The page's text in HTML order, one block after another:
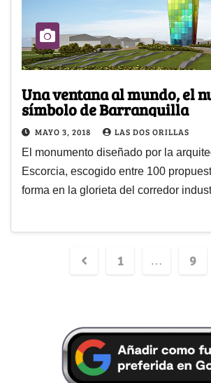
Una ventana al mundo, el
símbolo de Barranquilla
MAYO 3, 2018 LAS DOS ORILLAS
El monumento diseñado por la
Escorcia, escogido entre 100
forma en la glorieta del corredor
1 … 9